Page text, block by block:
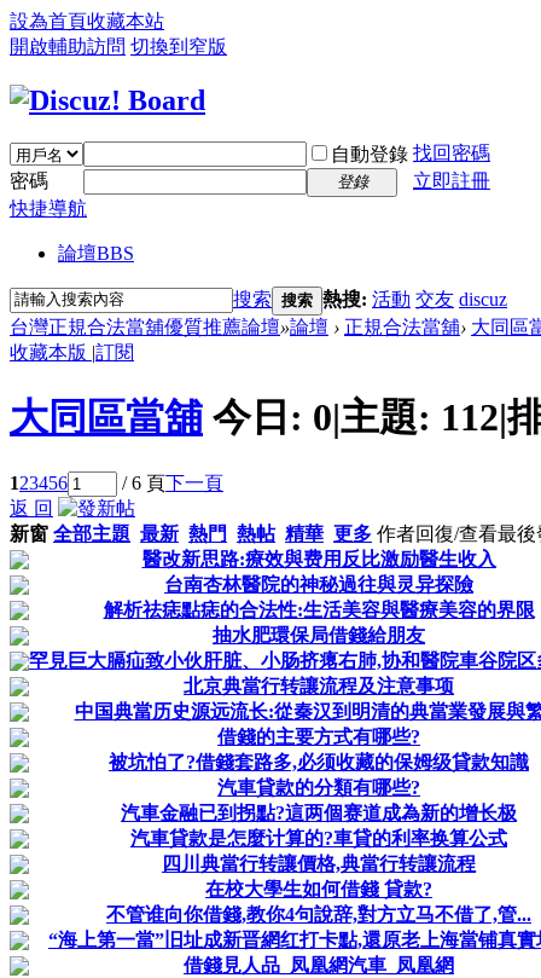
設為首頁收藏本站
開啟輔助訪問 切換到窄版
自動登錄 找回密碼
密碼
登錄
立即註冊
快捷導航
論壇BBS
搜索 搜索 熱搜: 活動 交友 discuz
台灣正規合法當舖優質推薦論壇»論壇 › 正規合法當舖› 大同區
收藏本版 |訂閱
大同區當舖 今日: 0|主題: 112|
123456 / 6 頁下一頁
返 回
新窗 全部主題 最新 熱門 熱帖 精華 更多 作者回復/查看最後
醫改新思路:療效與费用反比激励醫生收入
台南杏林醫院的神秘過往與灵异探險
解析祛痣點痣的合法性:生活美容與醫療美容的界限
抽水肥環保局借錢給朋友
罕見巨大膈疝致小伙肝脏、小肠挤瘪右肺,协和醫院車谷院区
北京典當行转讓流程及注意事项
中国典當历史源远流长:從秦汉到明清的典當業發展與
借錢的主要方式有哪些?
被坑怕了?借錢套路多,必须收藏的保姆级貸款知識
汽車貸款的分類有哪些?
汽車金融已到拐點?這两個赛道成為新的增长极
汽車貸款是怎麼计算的?車貸的利率换算公式
四川典當行转讓價格,典當行转讓流程
在校大學生如何借錢 貸款?
不管谁向你借錢,教你4句說辞,對方立马不借了,管...
“海上第一當”旧址成新晋網红打卡點,還原老上海當铺真實
借錢見人品_凤凰網汽車_凤凰網